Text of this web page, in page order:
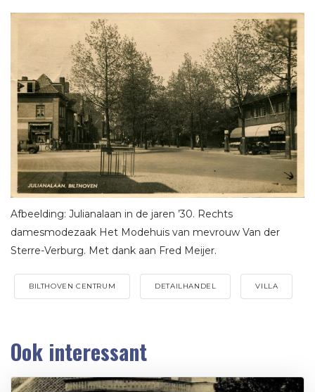
Afbeelding: Julianalaan in de jaren ’30. Rechts
damesmodezaak Het Modehuis van mevrouw Van der
Sterre-Verburg. Met dank aan Fred Meijer.
BILTHOVEN CENTRUM DETAILHANDEL VILLA
Ook interessant